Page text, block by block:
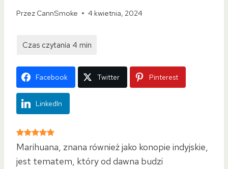
Przez CannSmoke 4 kwietnia, 2024
Facebook Twitter Pinterest
LinkedIn
Marihuana, znana również jako konopie indyjskie,
jest tematem, który od dawna budzi